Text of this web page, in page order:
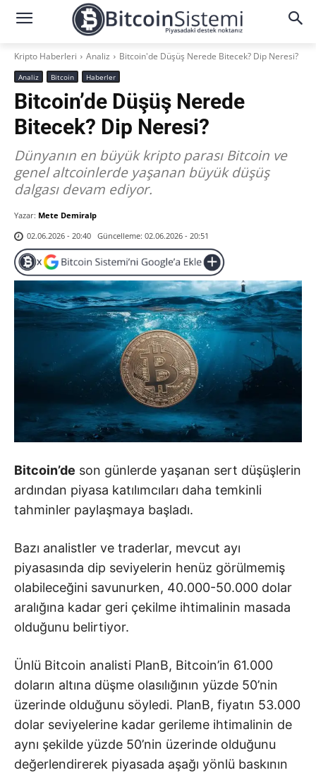
Kripto Haberleri Analiz Bitcoin'de Düşüş Nerede Bitecek? Dip Neresi?
Analiz Bitcoin Haberler
Bitcoin’de Düşüş Nerede
Bitecek? Dip Neresi?
Dünyanın en büyük kripto parası Bitcoin ve
genel altcoinlerde yaşanan büyük düşüş
dalgası devam ediyor.
Yazar: Mete Demiralp
02.06.2026 - 20:40 Güncelleme: 02.06.2026 - 20:51
Bitcoin’de son günlerde yaşanan sert düşüşlerin
ardından piyasa katılımcıları daha temkinli
tahminler paylaşmaya başladı.
Bazı analistler ve traderlar, mevcut ayı
piyasasında dip seviyelerin henüz görülmemiş
olabileceğini savunurken, 40.000-50.000 dolar
aralığına kadar geri çekilme ihtimalinin masada
olduğunu belirtiyor.
Ünlü Bitcoin analisti PlanB, Bitcoin’in 61.000
doların altına düşme olasılığının yüzde 50’nin
üzerinde olduğunu söyledi. PlanB, fiyatın 53.000
dolar seviyelerine kadar gerileme ihtimalinin de
aynı şekilde yüzde 50’nin üzerinde olduğunu
değerlendirerek piyasada aşağı yönlü baskının